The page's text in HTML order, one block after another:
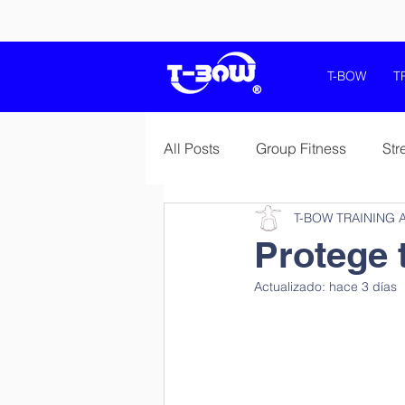
T-BOW
All Posts Group Fitness
Balance and Coordination
Salud Health Fitness Wellness
Protege
T-BOW TRAINING
Actualizado: hace 3 días